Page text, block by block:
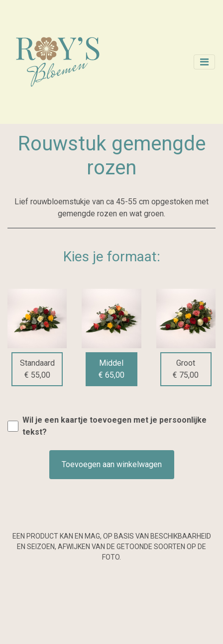
Rouwstuk gemengde
rozen
Lief rouwbloemstukje van ca 45-55 cm opgestoken met
gemengde rozen en wat groen.
Kies je formaat:
Standaard
€ 55,00
Middel
€ 65,00
Groot
€ 75,00
Wil je een kaartje toevoegen met je persoonlijke
tekst?
Toevoegen aan winkelwagen
EEN PRODUCT KAN EN MAG, OP BASIS VAN BESCHIKBAARHEID
EN SEIZOEN, AFWIJKEN VAN DE GETOONDE SOORTEN OP DE
FOTO.